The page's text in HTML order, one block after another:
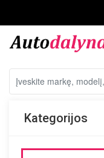
Kategorijos